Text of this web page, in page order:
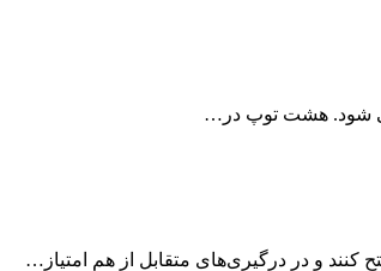
می شود. هشت توپ در…
و در درگیری‌های متقابل از هم امتیاز…